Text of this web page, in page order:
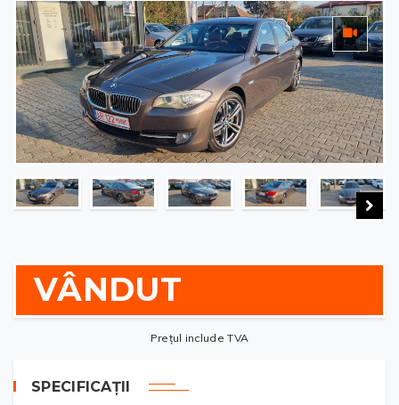
VÂNDUT
Prețul include TVA
SPECIFICAȚII